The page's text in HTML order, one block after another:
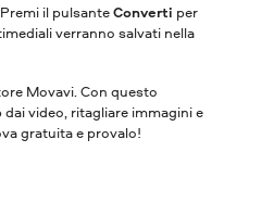
il pulsanteConverti per
verranno salvati nella
Movavi. Con questo
video, ritagliare immagini e
gratuita e provalo!